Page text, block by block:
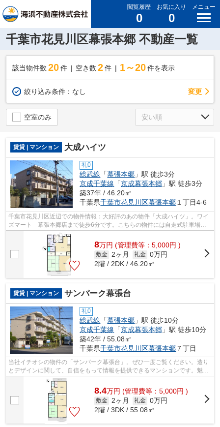
閲覧履歴
0
お気に入り
0
メニュー
千葉市花見川区幕張本郷 不動産一覧
該当物件数 20件 空き数 2 件 1～20 件を表示
絞り込み条件： なし 変更
空室のみ
賃貸 | マンション 大成ハイツ
礼0
総武線 「幕張本郷 」駅 徒歩3分
京成千葉線 「京成幕張本郷 」駅 徒歩3分
築37年 / 46.20㎡
千葉県千葉市花見川区幕張本郷１丁目4-6
千葉市花見川区近辺での物件情報：大好評のあの物件「大成ハイツ」。ワイ
ズマート 幕張本郷店まで徒歩6分です。こちらの物件には自走式駐車場が
あります。周辺に2駅ありの電車通勤し...
8万円 (管理費等：5,000円 )
敷金 2ヶ月 礼金 0万円
2階 / 2DK / 46.20㎡
賃貸 | マンション サンパーク幕張台
礼0
総武線 「幕張本郷 」駅 徒歩10分
京成千葉線 「京成幕張本郷 」駅 徒歩10分
築42年 / 55.08㎡
千葉県千葉市花見川区幕張本郷 ７丁目
当社イチオシの物件の「サンパーク幕張台」。ぜひ一度ご覧ください。造り
とデザインに関して、自信をもって情報を提供できるマンションです。魅力
的な駅近の物件で、駅まで徒歩8分です...
8.4万円 (管理費等：5,000円 )
敷金 2ヶ月 礼金 0万円
2階 / 3DK / 55.08㎡